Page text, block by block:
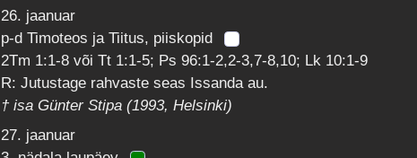
26. jaanuar
p-d Timoteos ja Tiitus, piiskopid
2Tm 1:1-8 või Tt 1:1-5; Ps 96:1-2,2-3,7-8,10; Lk 10:1-9
R: Jutustage rahvaste seas Issanda au.
† isa Günter Stipa (1993, Helsinki)
27. jaanuar